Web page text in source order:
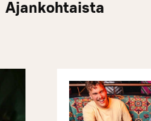
Ajankohtaista